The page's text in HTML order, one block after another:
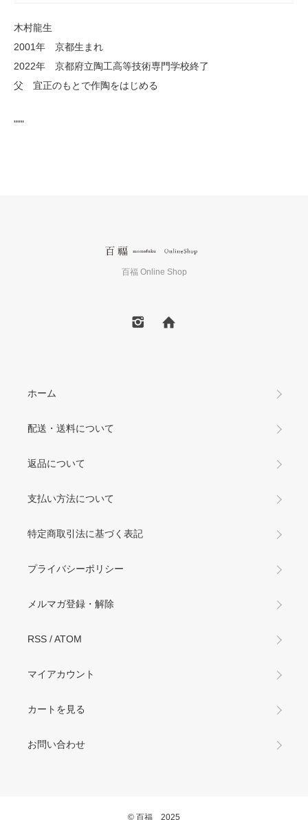
木村龍生
2001年 京都生まれ
2022年 京都府立陶工高等技術専門学校終了
父 宜正のもとで作陶をはじめる
"""
百福 Online Shop
ホーム
配送・送料について
返品について
支払い方法について
特定商取引法に基づく表記
プライバシーポリシー
メルマガ登録・解除
RSS /ATOM
マイアカウント
カートを見る
お問い合わせ
© 百福 2025